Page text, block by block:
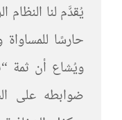
يُقدَّم لنا النظام
حارسًا
ويُشاع أن ثمة
ضوابطه على